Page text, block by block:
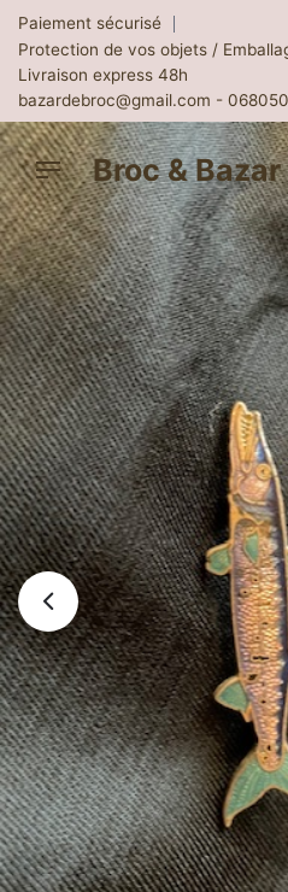
Skip
content
Paiement sécurisé
Protection de vos objets /
Livraison express 48h
bazardebroc@gmail.com -
Broc & Bazar